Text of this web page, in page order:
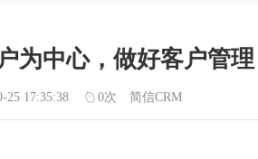
为中心，做好客户管理
25 17:35:38 0次 简信CRM